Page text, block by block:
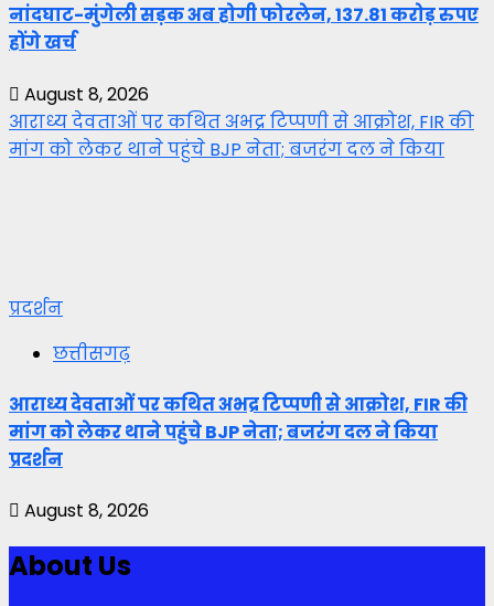
नांदघाट-मुंगेली सड़क अब होगी फोरलेन, 137.81 करोड़ रुपए
होंगे खर्च
August 8, 2026
आराध्य देवताओं पर कथित अभद्र टिप्पणी से आक्रोश, FIR की
मांग को लेकर थाने पहुंचे BJP नेता; बजरंग दल ने किया
प्रदर्शन
छत्तीसगढ़
आराध्य देवताओं पर कथित अभद्र टिप्पणी से आक्रोश, FIR की
मांग को लेकर थाने पहुंचे BJP नेता; बजरंग दल ने किया
प्रदर्शन
August 8, 2026
About Us